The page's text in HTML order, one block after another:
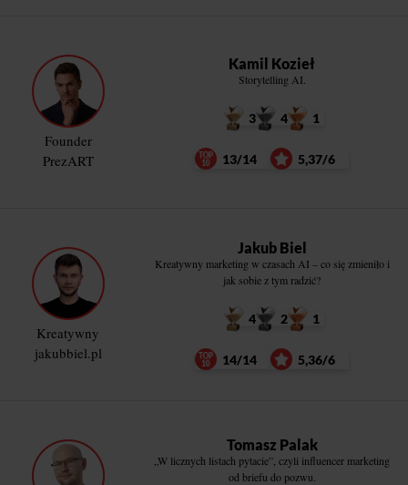
Founder
PrezART
Kamil Kozieł
Storytelling AI.
3 4 1
13/14 5,37/6
Kreatywny
jakubbiel.pl
Jakub Biel
Kreatywny marketing w czasach AI – co się zmieniło i
jak sobie z tym radzić?
4 2 1
14/14 5,36/6
Tomasz Palak
„W licznych listach pytacie”, czyli influencer marketing
od briefu do pozwu.